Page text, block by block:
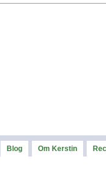
Blog Om Kerstin